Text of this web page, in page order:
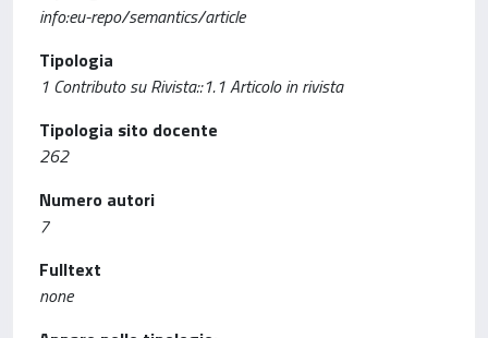
info:eu-repo/semantics/article
Tipologia
1 Contributo su Rivista::1.1 Articolo in rivista
Tipologia sito docente
262
Numero autori
7
Fulltext
none